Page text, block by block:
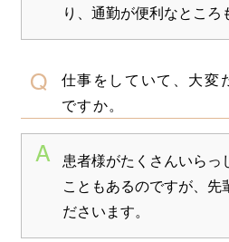
り、通勤が便利なところ
仕事をしていて、大変
ですか。
患者様がたくさんいらっ
こともあるのですが、先
ださいます。